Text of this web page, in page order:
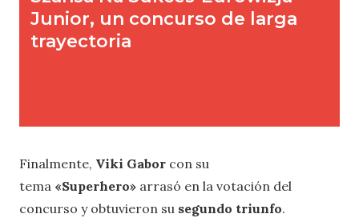
Finalmente, Viki Gabor con su
tema «Superhero» arrasó en la votación del
concurso y obtuvieron su segundo triunfo.